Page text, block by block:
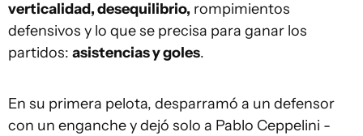
verticalidad, desequilibrio, rompimientos
defensivos y lo que se precisa para ganar los
partidos: asistencias y goles.
En su primera pelota, desparramó a un defensor
con un enganche y dejó solo a Pablo Ceppelini -